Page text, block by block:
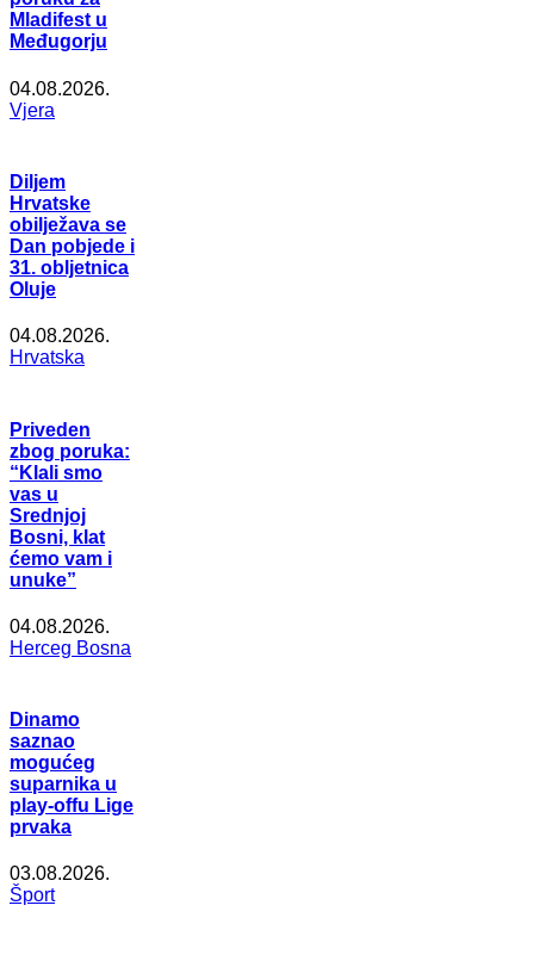
Mladifest u
Međugorju
04.08.2026.
Vjera
Diljem
Hrvatske
obilježava se
Dan pobjede i
31. obljetnica
Oluje
04.08.2026.
Hrvatska
Priveden
zbog poruka:
“Klali smo
vas u
Srednjoj
Bosni, klat
ćemo vam i
unuke”
04.08.2026.
Herceg Bosna
Dinamo
saznao
mogućeg
suparnika u
play-offu Lige
prvaka
03.08.2026.
Šport